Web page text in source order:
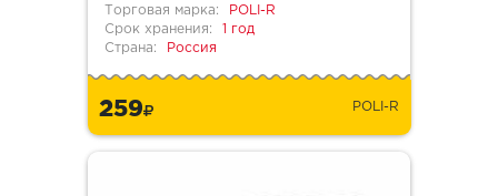
Торговая марка:
POLI-R
Срок хранения:
1 год
Страна:
Россия
259 POLI-R